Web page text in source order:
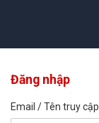
Đăng nhập
Email / Tên truy cập